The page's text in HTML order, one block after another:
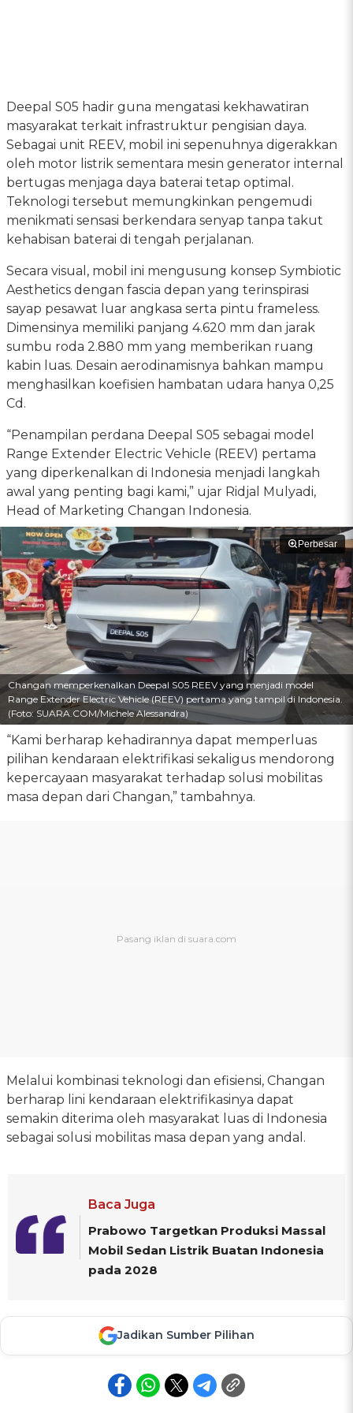
Deepal S05 hadir guna mengatasi kekhawatiran
masyarakat terkait infrastruktur pengisian daya.
Sebagai unit REEV, mobil ini sepenuhnya digerakkan
oleh motor listrik sementara mesin generator internal
bertugas menjaga daya baterai tetap optimal.
Teknologi tersebut memungkinkan pengemudi
menikmati sensasi berkendara senyap tanpa takut
kehabisan baterai di tengah perjalanan.
Secara visual, mobil ini mengusung konsep Symbiotic
Aesthetics dengan fascia depan yang terinspirasi
sayap pesawat luar angkasa serta pintu frameless.
Dimensinya memiliki panjang 4.620 mm dan jarak
sumbu roda 2.880 mm yang memberikan ruang
kabin luas. Desain aerodinamisnya bahkan mampu
menghasilkan koefisien hambatan udara hanya 0,25
Cd.
“Penampilan perdana Deepal S05 sebagai model
Range Extender Electric Vehicle (REEV) pertama
yang diperkenalkan di Indonesia menjadi langkah
awal yang penting bagi kami,” ujar Ridjal Mulyadi,
Head of Marketing Changan Indonesia.
Perbesar
Changan memperkenalkan Deepal S05 REEV yang menjadi model
Range Extender Electric Vehicle (REEV) pertama yang tampil di Indonesia.
(Foto: SUARA.COM/Michele Alessandra)
“Kami berharap kehadirannya dapat memperluas
pilihan kendaraan elektrifikasi sekaligus mendorong
kepercayaan masyarakat terhadap solusi mobilitas
masa depan dari Changan,” tambahnya.
Melalui kombinasi teknologi dan efisiensi, Changan
berharap lini kendaraan elektrifikasinya dapat
semakin diterima oleh masyarakat luas di Indonesia
sebagai solusi mobilitas masa depan yang andal.
Baca Juga
Prabowo Targetkan Produksi Massal
Mobil Sedan Listrik Buatan Indonesia
pada 2028
Jadikan Sumber Pilihan